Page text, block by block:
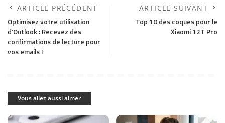
ARTICLE PRÉCÉDENT
Optimisez votre utilisation
d’Outlook : Recevez des
confirmations de lecture pour
vos emails !
ARTICLE SUIVANT
Top 10 des coques pour le
Xiaomi 12T Pro
Vous allez aussi aimer